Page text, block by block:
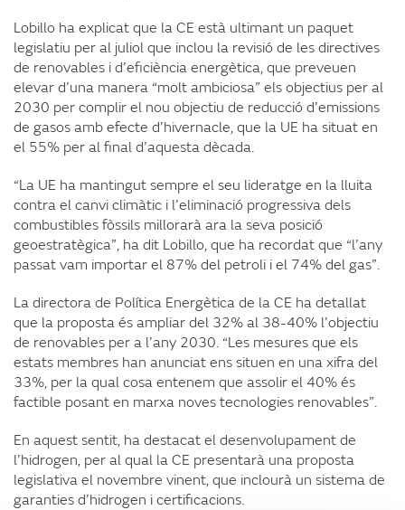
Lobillo ha explicat que la CE està ultimant un paquet
legislatiu per al juliol que inclou la revisió de les directives
de renovables i d’eficiència energètica, que preveuen
elevar d’una manera “molt ambiciosa” els objectius per al
2030 per complir el nou objectiu de reducció d’emissions
de gasos amb efecte d’hivernacle, que la UE ha situat en
el 55% per al final d’aquesta dècada.
“La UE ha mantingut sempre el seu lideratge en la lluita
contra el canvi climàtic i l’eliminació progressiva dels
combustibles fòssils millorarà ara la seva posició
geoestratègica”, ha dit Lobillo, que ha recordat que “l’any
passat vam importar el 87% del petroli i el 74% del gas”.
La directora de Política Energètica de la CE ha detallat
que la proposta és ampliar del 32% al 38-40% l’objectiu
de renovables per a l’any 2030. “Les mesures que els
estats membres han anunciat ens situen en una xifra del
33%, per la qual cosa entenem que assolir el 40% és
factible posant en marxa noves tecnologies renovables”.
En aquest sentit, ha destacat el desenvolupament de
l’hidrogen, per al qual la CE presentarà una proposta
legislativa el novembre vinent, que inclourà un sistema de
garanties d’hidrogen i certificacions.